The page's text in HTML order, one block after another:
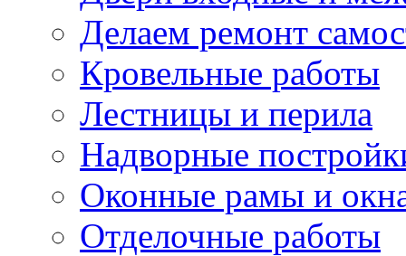
Делаем ремонт
Кровельные работы
Лестницы и перила
Надворные
Оконные рамы и
Отделочные работы